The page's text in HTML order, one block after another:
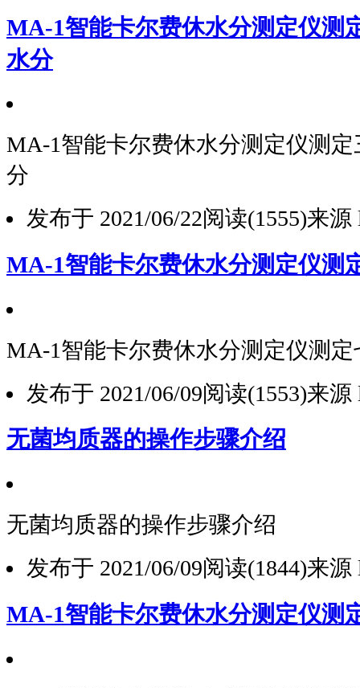
MA-1智能卡尔费休水分测定仪测
水分
MA-1智能卡尔费休水分测定仪测
分
发布于 2021/06/22阅读(1555)来源
MA-1智能卡尔费休水分测定仪测
MA-1智能卡尔费休水分测定仪测
发布于 2021/06/09阅读(1553)来源
无菌均质器的操作步骤介绍
无菌均质器的操作步骤介绍
发布于 2021/06/09阅读(1844)来源
MA-1智能卡尔费休水分测定仪测